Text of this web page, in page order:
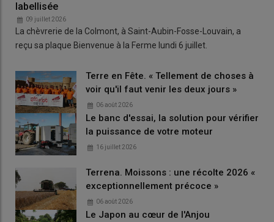
labellisée
09 juillet 2026
La chèvrerie de la Colmont, à Saint-Aubin-Fosse-Louvain, a
reçu sa plaque Bienvenue à la Ferme lundi 6 juillet.
Terre en Fête. « Tellement de choses à
voir qu'il faut venir les deux jours »
06 août 2026
Le banc d'essai, la solution pour vérifier
la puissance de votre moteur
16 juillet 2026
Terrena. Moissons : une récolte 2026 «
exceptionnellement précoce »
06 août 2026
Le Japon au cœur de l'Anjou